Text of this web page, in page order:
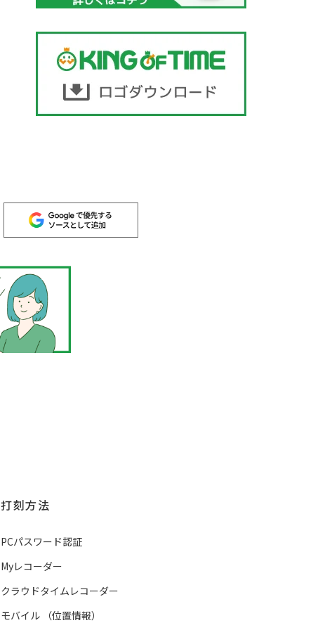
打刻方法
PCパスワード認証
Myレコーダー
クラウドタイムレコーダー
モバイル
（位置情報）